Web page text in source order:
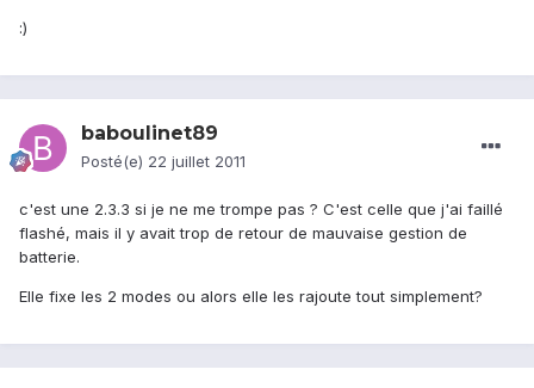
:)
baboulinet89
Posté(e) 22 juillet 2011
c'est une 2.3.3 si je ne me trompe pas ? C'est celle que j'ai faillé
flashé, mais il y avait trop de retour de mauvaise gestion de
batterie.
Elle fixe les 2 modes ou alors elle les rajoute tout simplement?